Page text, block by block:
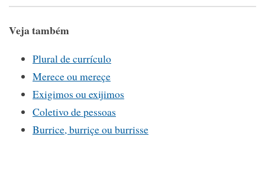
Veja também
Plural de currículo
Merece ou mereçe
Exigimos ou exijimos
Coletivo de pessoas
Burrice, burriçe ou burrisse